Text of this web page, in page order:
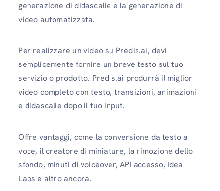
generazione di didascalie e la generazione di
video automatizzata.
Per realizzare un video su Predis.ai, devi
semplicemente fornire un breve testo sul tuo
servizio o prodotto. Predis.ai produrrà il miglior
video completo con testo, transizioni, animazioni
e didascalie dopo il tuo input.
Offre vantaggi, come la conversione da testo a
voce, il creatore di miniature, la rimozione dello
sfondo, minuti di voiceover, API accesso, Idea
Labs e altro ancora.